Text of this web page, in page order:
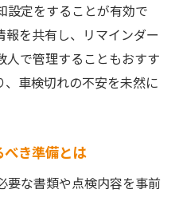
設定をすることが有効で
を共有し、リマインダー
人で管理することもおすす
車検切れの不安を未然に
き準備とは
要な書類や点検内容を事前